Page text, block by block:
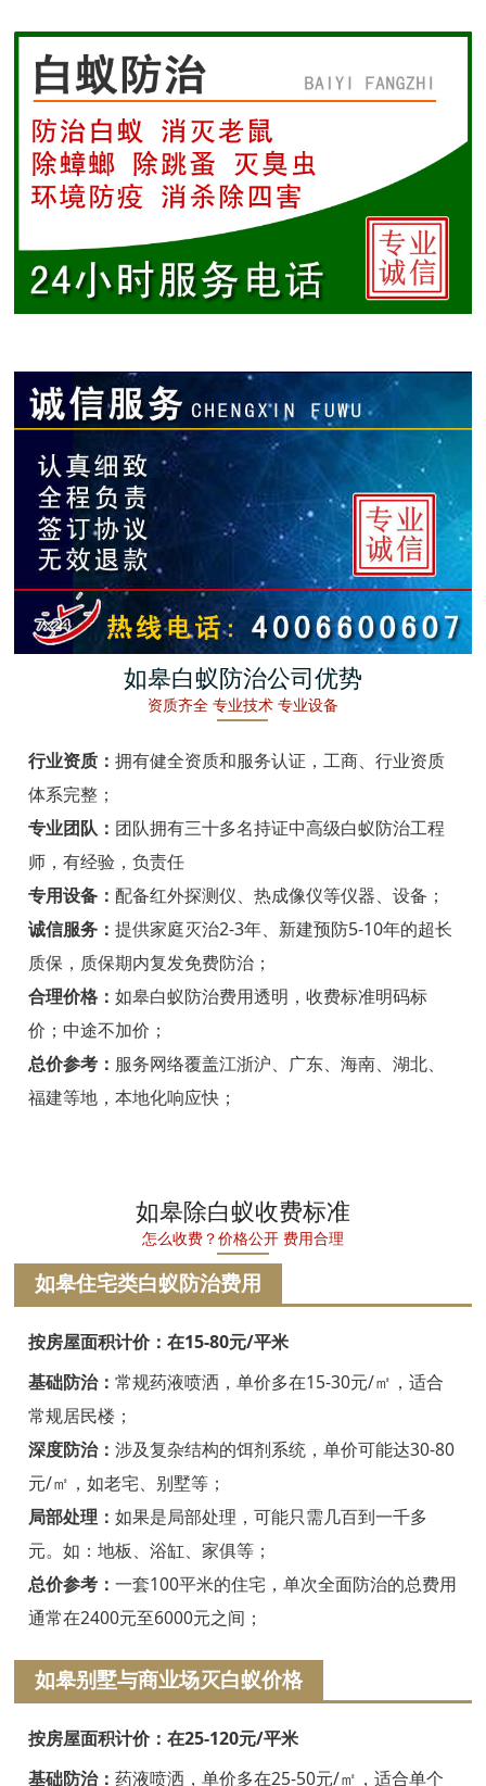
阜宁白蚁防治
射阳白蚁防治
建湖白蚁防治
东台白蚁防治
涟水白蚁防治
金湖白蚁防治
杭州白蚁防治
建德白蚁防治
桐庐白蚁防治
淳安白蚁防治
宁波白蚁防治
象山白蚁防治
温州白蚁防治
瑞安白蚁防治
乐清白蚁防治
龙港白蚁防治
永嘉白蚁防治
平阳白蚁防治
嘉兴白蚁防治
平湖白蚁防治
海宁白蚁防治
嘉善白蚁防治
海盐白蚁防治
湖州白蚁防治
长兴白蚁防治
安吉白蚁防治
如皋白蚁防治公司优势
资质齐全 专业技术 专业设备
行业资质： 拥有健全资质和服务认证，工商、行业资质
体系完整；
专业团队： 团队拥有三十多名持证中高级白蚁防治工程
师，有经验，负责任
专用设备： 配备红外探测仪、热成像仪等仪器、设备；
诚信服务： 提供家庭灭治2-3年、新建预防5-10年的超长
质保，质保期内复发免费防治；
合理价格： 如皋白蚁防治费用透明，收费标准明码标
价；中途不加价；
总价参考： 服务网络覆盖江浙沪、广东、海南、湖北、
福建等地，本地化响应快；
如皋除白蚁收费标准
怎么收费？价格公开 费用合理
如皋住宅类白蚁防治费用
按房屋面积计价：在15-80元/平米
基础防治： 常规药液喷洒，单价多在15-30元/㎡，适合
常规居民楼；
深度防治： 涉及复杂结构的饵剂系统，单价可能达30-80
元/㎡，如老宅、别墅等；
局部处理： 如果是局部处理，可能只需几百到一千多
元。如：地板、浴缸、家俱等；
总价参考： 一套100平米的住宅，单次全面防治的总费用
通常在2400元至6000元之间；
如皋别墅与商业场灭白蚁价格
按房屋面积计价：在25-120元/平米
基础防治： 药液喷洒，单价多在25-50元/㎡，适合单个